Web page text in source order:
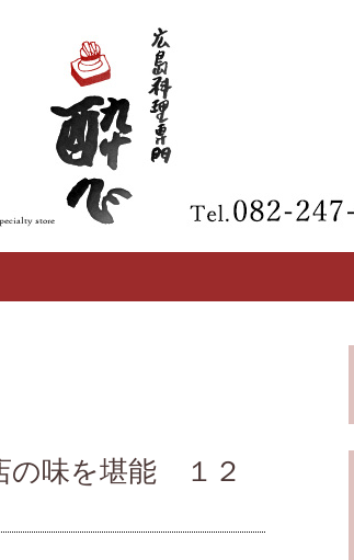
料理専門
の味を堪能 １２